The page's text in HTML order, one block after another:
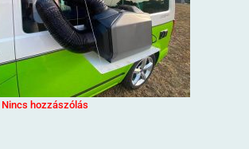
Nincs hozzászólás